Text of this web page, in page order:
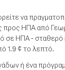
να
προς ΗΠΑ από
σε ΗΠΑ - σταθερό
1.9 ¢ το λεπτό.
ή ένα